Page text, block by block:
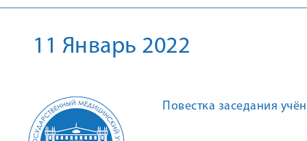
11 Январь 2022
Повестка заседания